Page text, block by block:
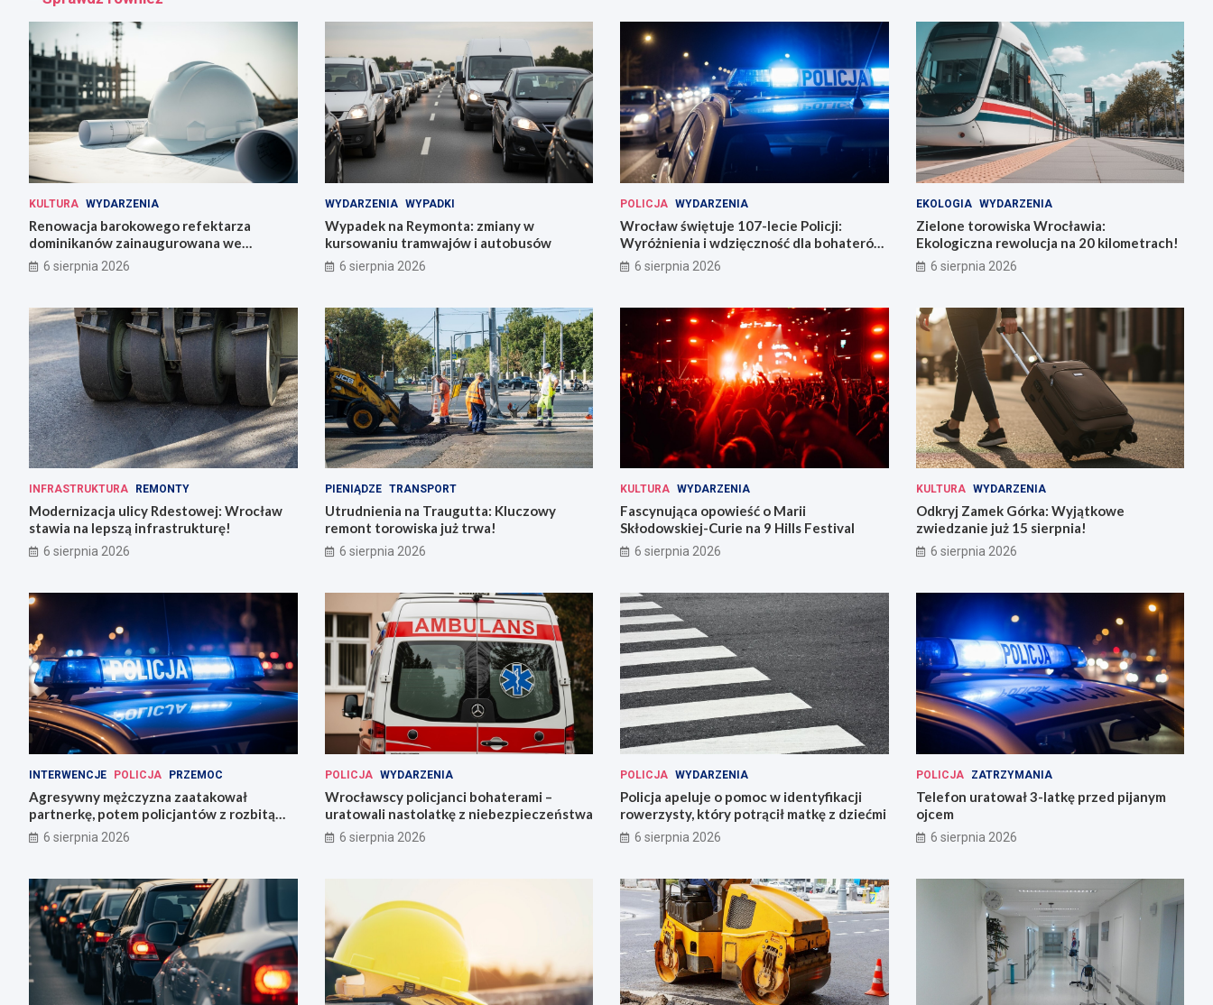
KULTURA WYDARZENIA
Renowacja barokowego refektarza
dominikanów zainaugurowana we
Wrocławiu
6 sierpnia 2026
WYDARZENIA WYPADKI
Wypadek na Reymonta: zmiany w
kursowaniu tramwajów i autobusów
6 sierpnia 2026
POLICJA WYDARZENIA
Wrocław świętuje 107-lecie Policji:
Wyróżnienia i wdzięczność dla bohaterów
codzienności
6 sierpnia 2026
EKOLOGIA WYDARZENIA
Zielone torowiska Wrocławia:
Ekologiczna rewolucja na 20 kilometrach!
6 sierpnia 2026
INFRASTRUKTURA REMONTY
Modernizacja ulicy Rdestowej: Wrocław
stawia na lepszą infrastrukturę!
6 sierpnia 2026
PIENIĄDZE TRANSPORT
Utrudnienia na Traugutta: Kluczowy
remont torowiska już trwa!
6 sierpnia 2026
KULTURA WYDARZENIA
Fascynująca opowieść o Marii
Skłodowskiej-Curie na 9 Hills Festival
6 sierpnia 2026
KULTURA WYDARZENIA
Odkryj Zamek Górka: Wyjątkowe
zwiedzanie już 15 sierpnia!
6 sierpnia 2026
INTERWENCJE POLICJA PRZEMOC
Agresywny mężczyzna zaatakował
partnerkę, potem policjantów z rozbitą
butelką
6 sierpnia 2026
POLICJA WYDARZENIA
Wrocławscy policjanci bohaterami –
uratowali nastolatkę z niebezpieczeństwa
6 sierpnia 2026
POLICJA WYDARZENIA
Policja apeluje o pomoc w identyfikacji
rowerzysty, który potrącił matkę z dziećmi
6 sierpnia 2026
POLICJA ZATRZYMANIA
Telefon uratował 3-latkę przed pijanym
ojcem
6 sierpnia 2026